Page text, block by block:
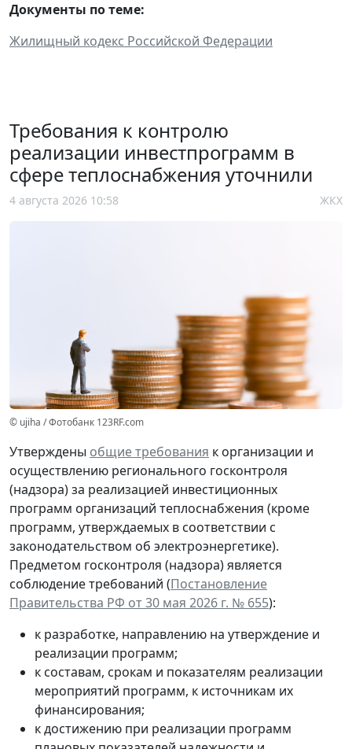
Документы по теме:
Жилищный кодекс Российской Федерации
Требования к контролю
реализации инвестпрограмм в
сфере теплоснабжения уточнили
4 августа 2026 10:58 ЖКХ
© ujiha / Фотобанк 123RF.com
Утверждены общие требования к организации и
осуществлению регионального госконтроля
(надзора) за реализацией инвестиционных
программ организаций теплоснабжения (кроме
программ, утверждаемых в соответствии с
законодательством об электроэнергетике).
Предметом госконтроля (надзора) является
соблюдение требований (Постановление
Правительства РФ от 30 мая 2026 г. № 655):
к разработке, направлению на утверждение и
реализации программ;
к составам, срокам и показателям реализации
мероприятий программ, к источникам их
финансирования;
к достижению при реализации программ